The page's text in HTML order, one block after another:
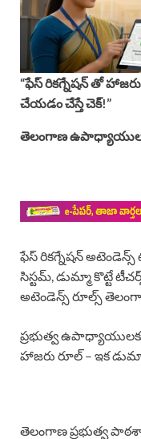
“ఫేస్ రికగ్నేషన్ తో
చేయడం చేస్తే చెక్!”
తెలంగాణ ఉపాధ్యాయుల
ఫేస్ రికగ్నేషన్ అటెండెన్స్
సిస్టమ్, డుమ్మా కొట్టే
అటెండెన్స్ రూల్స్
ప్రభుత్వ ఉపాధ్యాయులకు
హాజరు రూల్ – ఇక
తెలంగాణ ప్రభుత్వ